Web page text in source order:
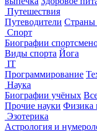
Путешествия
Путеводители Страны
Спорт
Биографии
Виды спорта Йога
IT
Программирование
Наука
Биографии учёных
Прочие науки Физика
Эзотерика
Астрология и